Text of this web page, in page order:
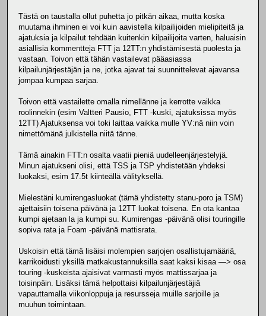
Tästä on taustalla ollut puhetta jo pitkän aikaa, mutta koska
muutama ihminen ei voi kuin aavistella kilpailijoiden mielipiteitä ja
ajatuksia ja kilpailut tehdään kuitenkin kilpailijoita varten, haluaisin
asiallisia kommentteja FTT ja 12TT:n yhdistämisestä puolesta ja
vastaan. Toivon että tähän vastailevat pääasiassa
kilpailunjärjestäjän ja ne, jotka ajavat tai suunnittelevat ajavansa
jompaa kumpaa sarjaa.
Toivon että vastailette omalla nimellänne ja kerrotte vaikka
roolinnekin (esim Valtteri Pausio, FTT -kuski, ajatuksissa myös
12TT) Ajatuksensa voi toki laittaa vaikka mulle YV:nä niin voin
nimettömänä julkistella niitä tänne.
Tämä ainakin FTT:n osalta vaatii pieniä uudelleenjärjestelyjä.
Minun ajatukseni olisi, että TSS ja TSP yhdistetään yhdeksi
luokaksi, esim 17.5t kiinteällä välityksellä.
Mielestäni kumirengasluokat (tämä yhdistetty stanu-poro ja TSM)
ajettaisiin toisena päivänä ja 12TT luokat toisena. En ota kantaa
kumpi ajetaan la ja kumpi su. Kumirengas -päivänä olisi touringille
sopiva rata ja Foam -päivänä mattisrata.
Uskoisin että tämä lisäisi molempien sarjojen osallistujamääriä,
karrikoidusti yksillä matkakustannuksilla saat kaksi kisaa —> osa
touring -kuskeista ajaisivat varmasti myös mattissarjaa ja
toisinpäin. Lisäksi tämä helpottaisi kilpailunjärjestäjiä
vapauttamalla viikonloppuja ja resursseja muille sarjoille ja
muuhun toimintaan.